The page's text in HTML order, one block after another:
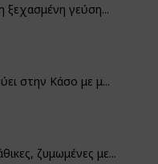
ξεχασμένη γεύση...
στην Κάσο με μ...
ζυμωμένες με...